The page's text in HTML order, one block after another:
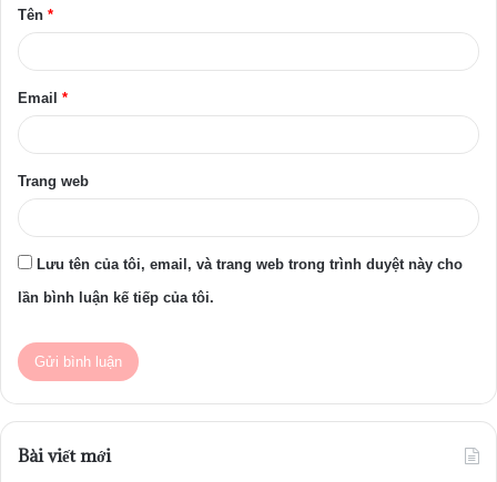
n
Tên *
Email *
Trang web
Lưu tên của tôi, email, và trang web trong trình duyệt này cho
lần bình luận kế tiếp của tôi.
Bài viết mới